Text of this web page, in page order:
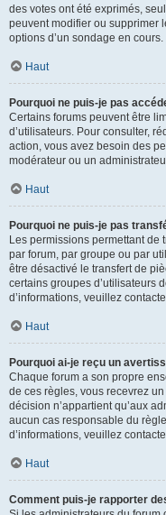
des votes ont été exprimés,
peuvent modifier ou supprimer
options d’un sondage en cours.
Haut
Pourquoi ne puis-je pas
Certains forums peuvent être
d’utilisateurs. Pour consulter,
action, vous avez besoin des
modérateur ou un
Haut
Pourquoi ne puis-je pas
Les permissions permettant de
par forum, par groupe ou par
être désactivé le transfert de
certains groupes d’utilisateurs
d’informations, veuillez
Haut
Pourquoi ai-je reçu un
Chaque forum a son propre
de ces règles, vous recevrez
décision n’appartient qu’aux
aucun cas responsable du
d’informations, veuillez
Haut
Comment puis-je rapporter